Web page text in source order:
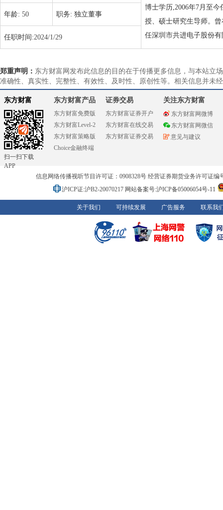
博士学历,2006年7月至
授、硕士研究生导师。
任深圳市共进电子股份
年龄: 50 职务: 独立董事
任职时间:2024/1/29
郑重声明： 东方财富网发布此信息的目的在于传播更多信息，与本站立
准确性、真实性、完整性、有效性、及时性、原创性等。相关信息并未
东方财富
扫一扫下载
APP
东方财富产品
东方财富免费版
东方财富Level-2
东方财富策略版
Choice金融终端
证券交易
东方财富证券开户
东方财富在线交易
东方财富证券交易
关注东方财富
东方财富网微博
东方财富网微信
意见与建议
信息网络传播视听节目许可证：0908328号 经营证券期货业务许可证编
沪ICP证:沪B2-20070217 网站备案号:沪ICP备05006054号-11
关于我们 可持续发展 广告服务 联系我